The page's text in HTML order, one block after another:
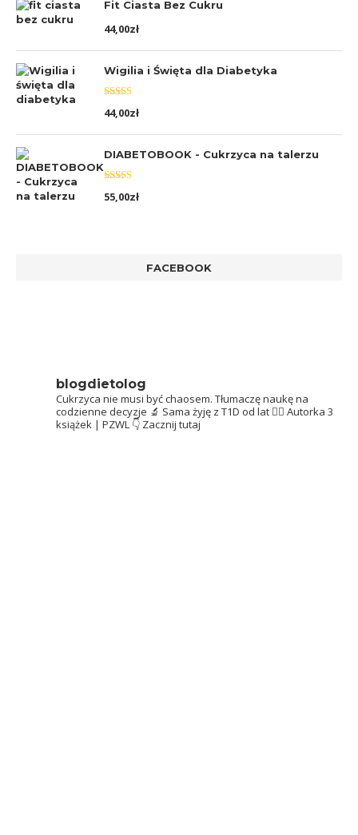
Fit Ciasta Bez Cukru
44,00zł
Wigilia i Święta dla Diabetyka
Oceniono
5.00na 5
44,00zł
DIABETOBOOK - Cukrzyca na talerzu
Oceniono
5.00na 5
55,00zł
FACEBOOK
blogdietolog
Cukrzyca nie musi być chaosem. Tłumaczę naukę na
codzienne decyzje 🔬 Sama żyję z T1D od lat 👩‍⚕️ Autorka 3
książek | PZWL 👇 Zacznij tutaj